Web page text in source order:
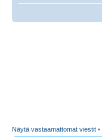
Näytä vastaamattomat viestit •